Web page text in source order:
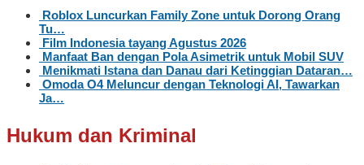
Roblox Luncurkan Family Zone untuk Dorong Orang
Tu…
Film Indonesia tayang Agustus 2026
Manfaat Ban dengan Pola Asimetrik untuk Mobil SUV
Menikmati Istana dan Danau dari Ketinggian Dataran…
Omoda O4 Meluncur dengan Teknologi AI, Tawarkan
Ja…
Hukum dan Kriminal